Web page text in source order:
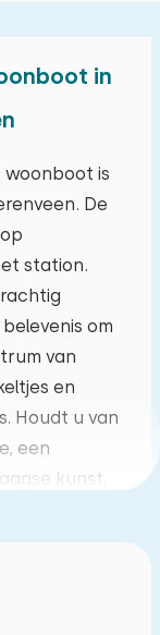
in
woonboot is
De
station.
om
van
en
Houdt u van
een
kunst,
kunt u
vaartochten
Park
za zo
01 02
08 09
15
22